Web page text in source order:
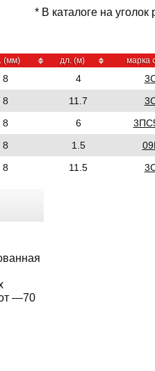
* В каталоге на
(мм) дл. (м) марка
8 4
8 11.7
8 6
8 1.5
8 11.5
—70